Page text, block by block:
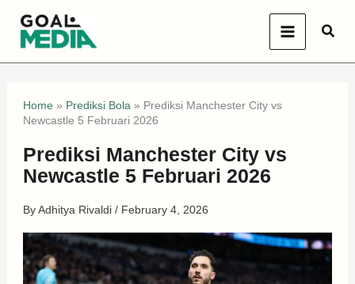
Home» Prediksi Bola » Prediksi Manchester City vs
Newcastle 5 Februari 2026
Prediksi Manchester City vs
Newcastle 5 Februari 2026
ByAdhitya Rivaldi / February 4, 2026